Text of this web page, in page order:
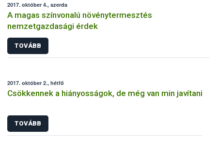
2017. október 4., szerda
A magas színvonalú növénytermesztés
nemzetgazdasági érdek
TOVÁBB
2017. október 2., hétfő
Csökkennek a hiányosságok, de még van min javítani
TOVÁBB